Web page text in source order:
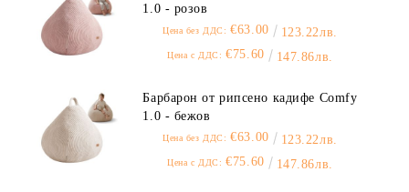
1.0 - розов
Цена без ДДС: €63.00 123.22лв.
Цена с ДДС: €75.60 147.86лв.
Барбарон от рипсено кадифе Comfy
1.0 - бежов
Цена без ДДС: €63.00 123.22лв.
Цена с ДДС: €75.60 147.86лв.